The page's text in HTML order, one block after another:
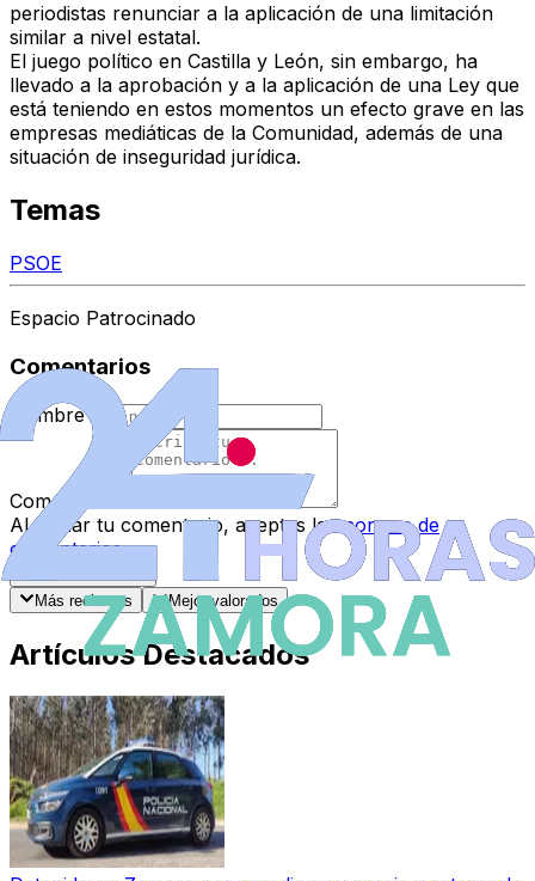
periodistas renunciar a la aplicación de una limitación
similar a nivel estatal.
El juego político en Castilla y León, sin embargo, ha
llevado a la aprobación y a la aplicación de una Ley que
está teniendo en estos momentos un efecto grave en las
empresas mediáticas de la Comunidad, además de una
situación de inseguridad jurídica.
Temas
PSOE
Espacio Patrocinado
Comentarios
Nombre
Comentario
Al enviar tu comentario, aceptas las normas de
comentarios.
Más recientes
Mejor valorados
Artículos Destacados